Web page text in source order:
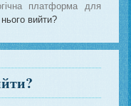
платформа для
вийти?